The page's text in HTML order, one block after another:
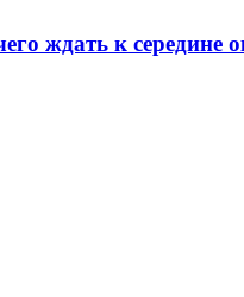
ждать к середине